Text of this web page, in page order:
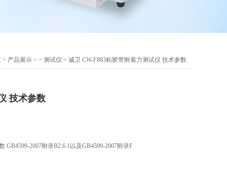
> 产品展示 > > 测试仪 > 诚卫 CW-F883粘胶带附着力测试仪 技术参数
技术参数
GB4599-2007附录B2.6.1以及GB4599-2007附录F